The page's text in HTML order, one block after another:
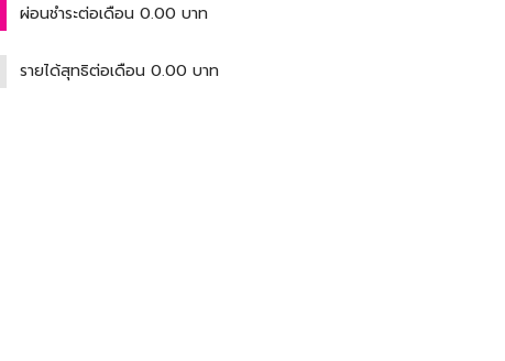
ผ่อนชำระต่อเดือน 0.00 บาท
รายได้สุทธิต่อเดือน 0.00 บาท